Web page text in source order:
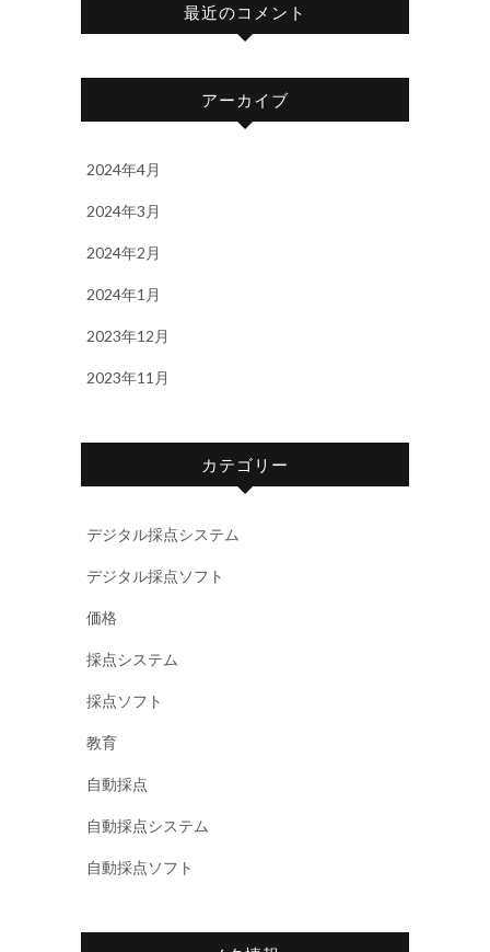
最近のコメント
アーカイブ
2024年4月
2024年3月
2024年2月
2024年1月
2023年12月
2023年11月
カテゴリー
デジタル採点システム
デジタル採点ソフト
価格
採点システム
採点ソフト
教育
自動採点
自動採点システム
自動採点ソフト